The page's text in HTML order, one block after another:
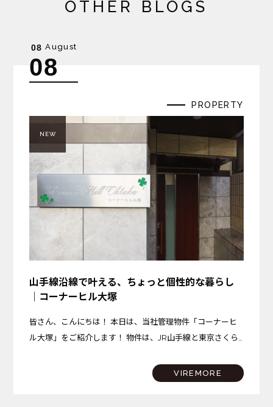
OTHER BLOGS
08 August
08
PROPERTY
NEW
山手線沿線で叶える、ちょっと個性的な暮らし
｜コーナーヒル大塚
皆さん、こんにちは！ 本日は、当社管理物件「コーナーヒ
ル大塚」をご紹介します！ 物件は、JR山手線と東京さくら
位置しています。 大塚駅には商業施設「アトレヴィ大塚」
VIREMORE